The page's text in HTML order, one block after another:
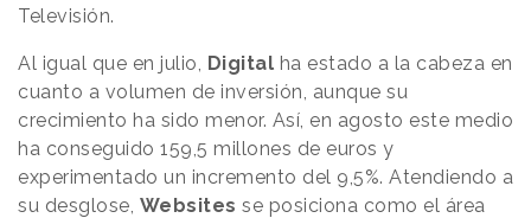
Televisión.
Al igual que en julio, Digital ha estado a la cabeza en
cuanto a volumen de inversión, aunque su
crecimiento ha sido menor. Así, en agosto este medio
ha conseguido 159,5 millones de euros y
experimentado un incremento del 9,5%. Atendiendo a
su desglose, Websites se posiciona como el área